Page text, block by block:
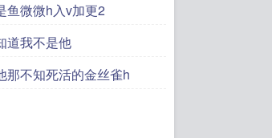
鱼微微h入v加更2
道我不是他
那不知死活的金丝雀h